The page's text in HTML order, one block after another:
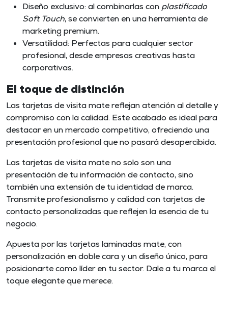
Diseño exclusivo: al combinarlas con plastificado
Soft Touch, se convierten en una herramienta de
marketing premium.
Versatilidad: Perfectas para cualquier sector
profesional, desde empresas creativas hasta
corporativas.
El toque de distinción
Las tarjetas de visita matereflejan atención al detalle y
compromiso con la calidad. Este acabado es ideal para
destacar en un mercado competitivo, ofreciendo una
presentación profesional que no pasará desapercibida.
Las tarjetas de visita mate no solo son una
presentación de tu información de contacto, sino
también una extensión de tu identidad de marca.
Transmite profesionalismo y calidad con tarjetas de
contacto personalizadas que reflejen la esencia de tu
negocio.
Apuesta por las tarjetas laminadas mate, con
personalización en doble cara y un diseño único, para
posicionarte como líder en tu sector. Dale a tu marca el
toque elegante que merece.